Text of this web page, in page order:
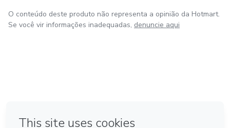
O conteúdo deste produto não representa a opinião da Hotmart.
Se você vir informações inadequadas, denuncie aqui
Feito com ❤ em Bogotá